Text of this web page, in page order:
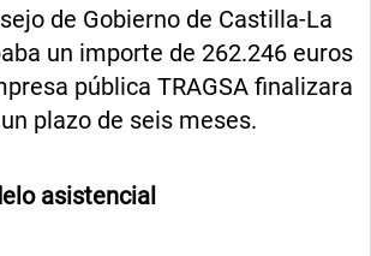
de Gobierno de Castilla-La
un importe de 262.246 euros
pública TRAGSA finalizara
plazo de seis meses.
asistencial